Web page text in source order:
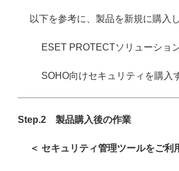
以下を参考に、製品を新規に購入
ESET PROTECTソリューショ
SOHO向けセキュリティを購入
Step.2 製品購入後の作業
＜ セキュリティ管理ツールをご利